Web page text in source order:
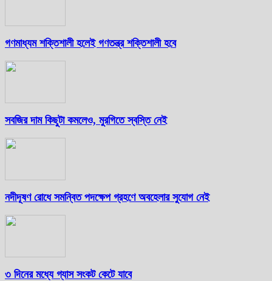
গণমাধ্যম শক্তিশালী হলেই গণতন্ত্র শক্তিশালী হবে
সবজির দাম কিছুটা কমলেও, মুরগিতে স্বস্তি নেই
নদীদূষণ রোধে সমন্বিত পদক্ষেপ গ্রহণে অবহেলার সুযোগ নেই
৩ দিনের মধ্যে গ্যাস সংকট কেটে যাবে